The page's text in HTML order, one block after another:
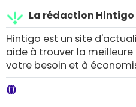
La rédaction Hintigo
Hintigo est un site
aide à trouver la
votre besoin et à